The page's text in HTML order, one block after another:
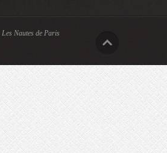
Les Nautes de Paris